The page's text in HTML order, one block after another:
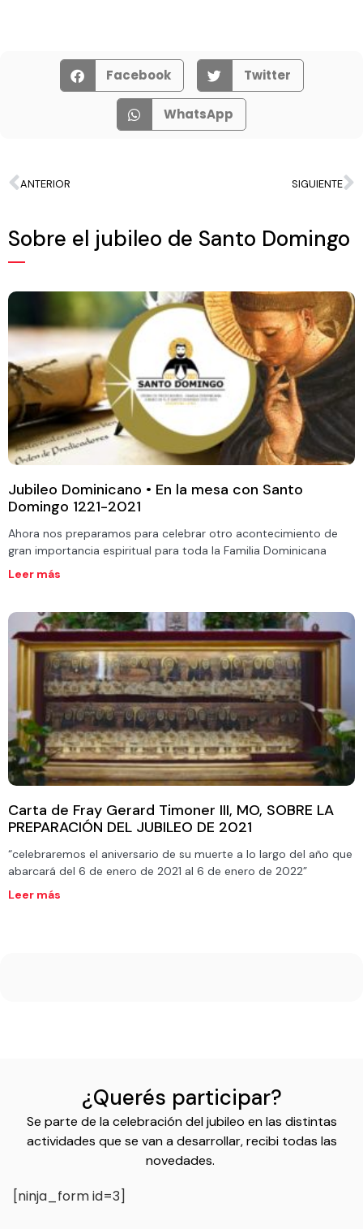
Facebook Twitter
WhatsApp
ANTERIOR SIGUIENTE
Sobre el jubileo de Santo Domingo
Jubileo Dominicano • En la mesa con Santo
Domingo 1221-2021
Ahora nos preparamos para celebrar otro acontecimiento de
gran importancia espiritual para toda la Familia Dominicana
Leer más
Carta de Fray Gerard Timoner III, MO, SOBRE LA
PREPARACIÓN DEL JUBILEO DE 2021
“celebraremos el aniversario de su muerte a lo largo del año que
abarcará del 6 de enero de 2021 al 6 de enero de 2022”
Leer más
¿Querés participar?
Se parte de la celebración del jubileo en las distintas
actividades que se van a desarrollar, recibi todas las
novedades.
[ninja_form id=3]